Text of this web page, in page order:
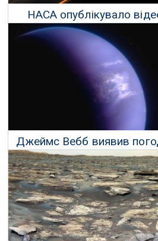
НАСА опублікувало
впасти в
08 Травня 2024 р.
Джеймс Вебб виявив
на відстані 280
05 Травня 2024 р.